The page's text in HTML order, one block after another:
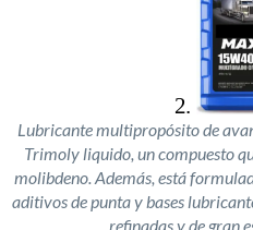
Lubricante multipropósito de
Trimoly liquido, un compuesto
molibdeno. Además, está
aditivos de punta y bases
refinadas y de gran